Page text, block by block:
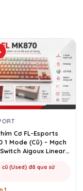
Cơ FL-Esports
1 Mode (Cũ) – Mạch
Aigoux Linear |
cũ (Used) đã qua sử